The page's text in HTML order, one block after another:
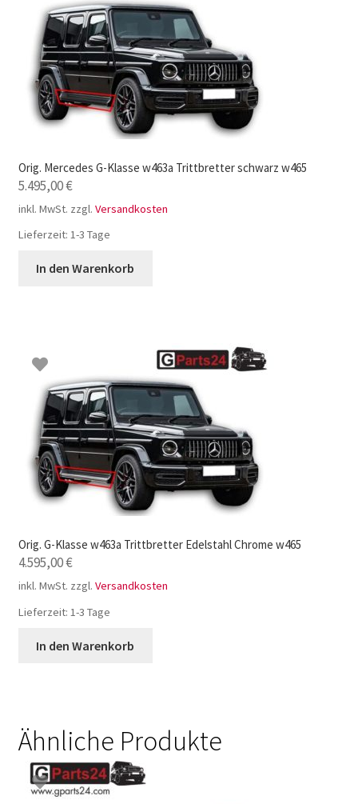
Orig. Mercedes G-Klasse w463a Trittbretter schwarz w465
5.495,00€
inkl. MwSt. zzgl. Versandkosten
Lieferzeit: 1-3 Tage
In den Warenkorb
Orig. G-Klasse w463a Trittbretter Edelstahl Chrome w465
4.595,00€
inkl. MwSt. zzgl. Versandkosten
Lieferzeit: 1-3 Tage
In den Warenkorb
Ähnliche Produkte